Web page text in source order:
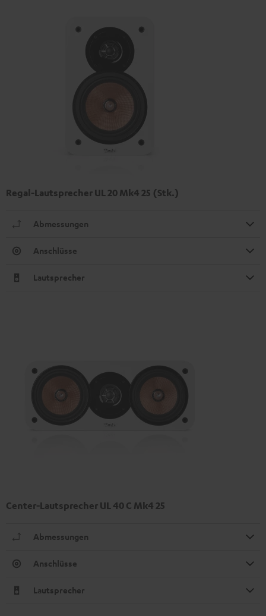
Regal-Lautsprecher UL 20 Mk4 25 (Stk.)
Abmessungen
Anschlüsse
Lautsprecher
Center-Lautsprecher UL 40 C Mk4 25
Abmessungen
Anschlüsse
Lautsprecher